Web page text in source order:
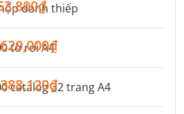
danh thiếp
tờ rơi A4
catalog 32 trang A4